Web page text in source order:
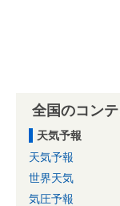
全国のコン
天気予報
天気予報
世界天気
気圧予報